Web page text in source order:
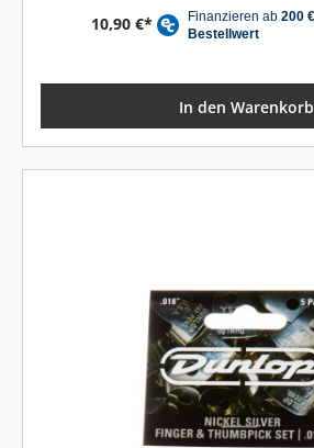
10,90 €*
In den Warenkorb